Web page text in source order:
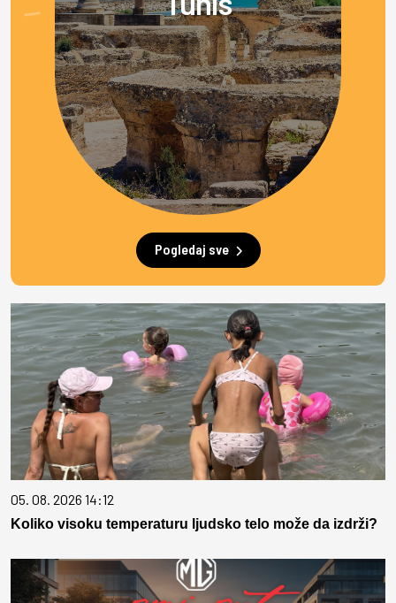
Pogledaj sve
05. 08. 2026 14:12
Koliko visoku temperaturu ljudsko telo može da izdrži?